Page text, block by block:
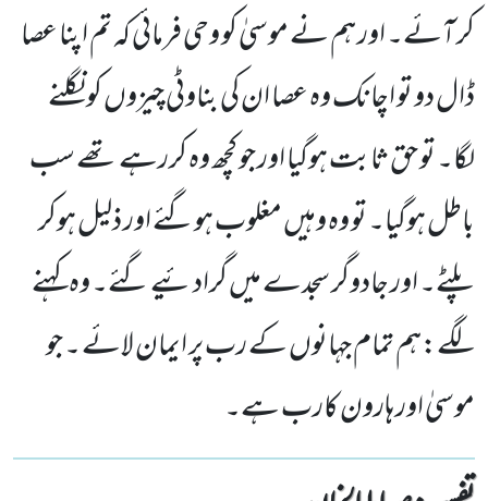
کر آئے۔ اور ہم نے موسیٰ کو وحی فرمائی کہ تم اپنا عصا
ڈال دو تو اچانک وہ عصا ان کی بناوٹی چیزوں کو نگلنے
لگا۔ تو حق ثابت ہوگیا اور جو کچھ وہ کررہے تھے سب
باطل ہوگیا۔ تو وہ وہیں مغلوب ہوگئے اور ذلیل ہوکر
پلٹے۔ اور جادوگر سجدے میں گرادئیے گئے۔ وہ کہنے
لگے:ہم تمام جہانوں کے رب پر ایمان لائے ۔ جو
موسیٰ اور ہارون کارب ہے۔